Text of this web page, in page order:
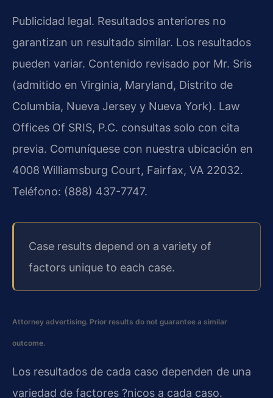
Publicidad legal. Resultados anteriores no
garantizan un resultado similar. Los resultados
pueden variar. Contenido revisado por Mr. Sris
(admitido en Virginia, Maryland, Distrito de
Columbia, Nueva Jersey y Nueva York). Law
Offices Of SRIS, P.C. consultas solo con cita
previa. Comuníquese con nuestra ubicación en
4008 Williamsburg Court, Fairfax, VA 22032.
Teléfono: (888) 437-7747.
Case results depend on a variety of
factors unique to each case.
Attorney advertising. Prior results do not guarantee a similar
outcome.
Los resultados de cada caso dependen de una
variedad de factores ?nicos a cada caso.